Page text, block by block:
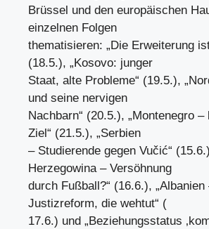
Brüssel und den europäischen
einzelnen Folgen
thematisieren: „Die Erweiterung
(18.5.), „Kosovo: junger
Staat, alte Probleme“ (19.5.),
und seine nervigen
Nachbarn“ (20.5.), „Montenegro
Ziel“ (21.5.), „Serbien
– Studierende gegen Vučić“
Herzegowina – Versöhnung
durch Fußball?“ (16.6.), „Albanien
Justizreform, die wehtut“ (
17.6.) und „Beziehungsstatus